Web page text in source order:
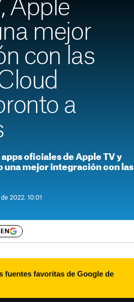
Apple
mejor
con las
a
oficiales de Apple TV y
una mejor integración con las
2022. 10:01
fuentes favoritas de Google de